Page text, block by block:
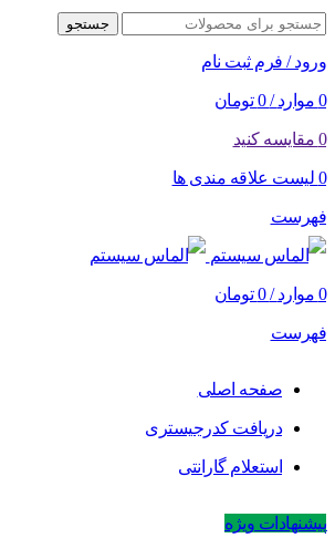
جستجو
ورود / فرم ثبت نام
0 موارد /
0 تومان
0 مقایسه کنید
0 لیست علاقه مندی ها
فهرست
0 موارد /
0 تومان
فهرست
صفحه اصلی
دریافت کدرجیستری
استعلام گارانتی
پیشنهادات ویژه